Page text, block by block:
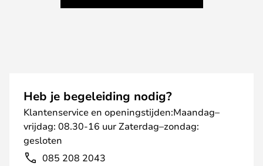
Heb je begeleiding nodig?
Klantenservice en openingstijden:Maandag–
vrijdag: 08.30-16 uur Zaterdag–zondag:
gesloten
085 208 2043